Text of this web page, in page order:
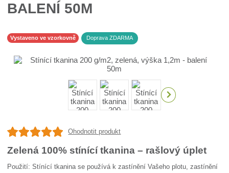
BALENÍ 50M
Vystaveno ve vzorkovně Doprava ZDARMA
Ohodnotit produkt
Zelená 100% stínící tkanina – rašlový úplet
Použití: Stínící tkanina se používá k zastínění Vašeho plotu, zastínění